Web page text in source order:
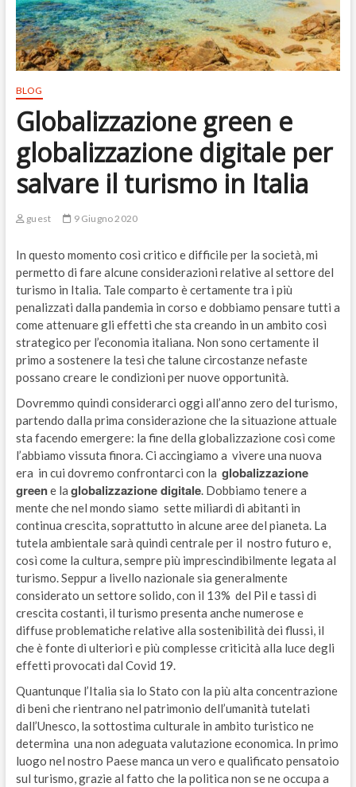
BLOG
Globalizzazione green e
globalizzazione digitale per
salvare il turismo in Italia
guest 9 Giugno 2020
In questo momento così critico e difficile per la società, mi
permetto di fare alcune considerazioni relative al settore del
turismo in Italia. Tale comparto è certamente tra i più
penalizzati dalla pandemia in corso e dobbiamo pensare tutti a
come attenuare gli effetti che sta creando in un ambito così
strategico per l’economia italiana. Non sono certamente il
primo a sostenere la tesi che talune circostanze nefaste
possano creare le condizioni per nuove opportunità.
Dovremmo quindi considerarci oggi all’anno zero del turismo,
partendo dalla prima considerazione che la situazione attuale
sta facendo emergere: la fine della globalizzazione così come
l’abbiamo vissuta finora. Ci accingiamo a vivere una nuova
era in cui dovremo confrontarci con la globalizzazione
greene la globalizzazione digitale. Dobbiamo tenere a
mente che nel mondo siamo sette miliardi di abitanti in
continua crescita, soprattutto in alcune aree del pianeta. La
tutela ambientale sarà quindi centrale per il nostro futuro e,
così come la cultura, sempre più imprescindibilmente legata al
turismo. Seppur a livello nazionale sia generalmente
considerato un settore solido, con il 13% del Pil e tassi di
crescita costanti, il turismo presenta anche numerose e
diffuse problematiche relative alla sostenibilità dei flussi, il
che è fonte di ulteriori e più complesse criticità alla luce degli
effetti provocati dal Covid 19.
Quantunque l’Italia sia lo Stato con la più alta concentrazione
di beni che rientrano nel patrimonio dell’umanità tutelati
dall’Unesco, la sottostima culturale in ambito turistico ne
determina una non adeguata valutazione economica. In primo
luogo nel nostro Paese manca un vero e qualificato pensatoio
sul turismo, grazie al fatto che la politica non se ne occupa a